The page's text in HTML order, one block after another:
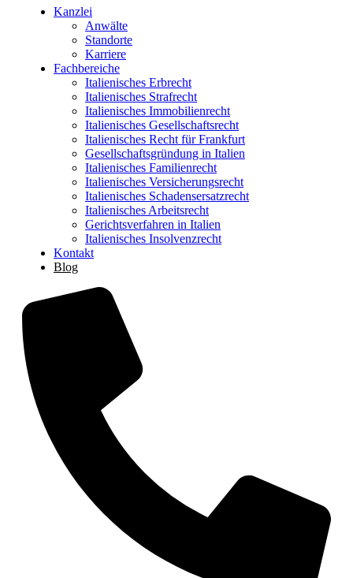
Kanzlei
Anwälte
Standorte
Karriere
Fachbereiche
Italienisches Erbrecht
Italienisches Strafrecht
Italienisches Immobilienrecht
Italienisches Gesellschaftsrecht
Italienisches Recht für Frankfurt
Gesellschaftsgründung in Italien
Italienisches Familienrecht
Italienisches Versicherungsrecht
Italienisches Schadensersatzrecht
Italienisches Arbeitsrecht
Gerichtsverfahren in Italien
Italienisches Insolvenzrecht
Kontakt
Blog